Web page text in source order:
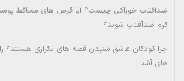
ضدآفتاب خوراکی چیست؟ آیا قرص های محافظ
کرم ضدآفتاب شوند؟
چرا کودکان عاشق شنیدن قصه های تکراری هستند؟
های آشنا